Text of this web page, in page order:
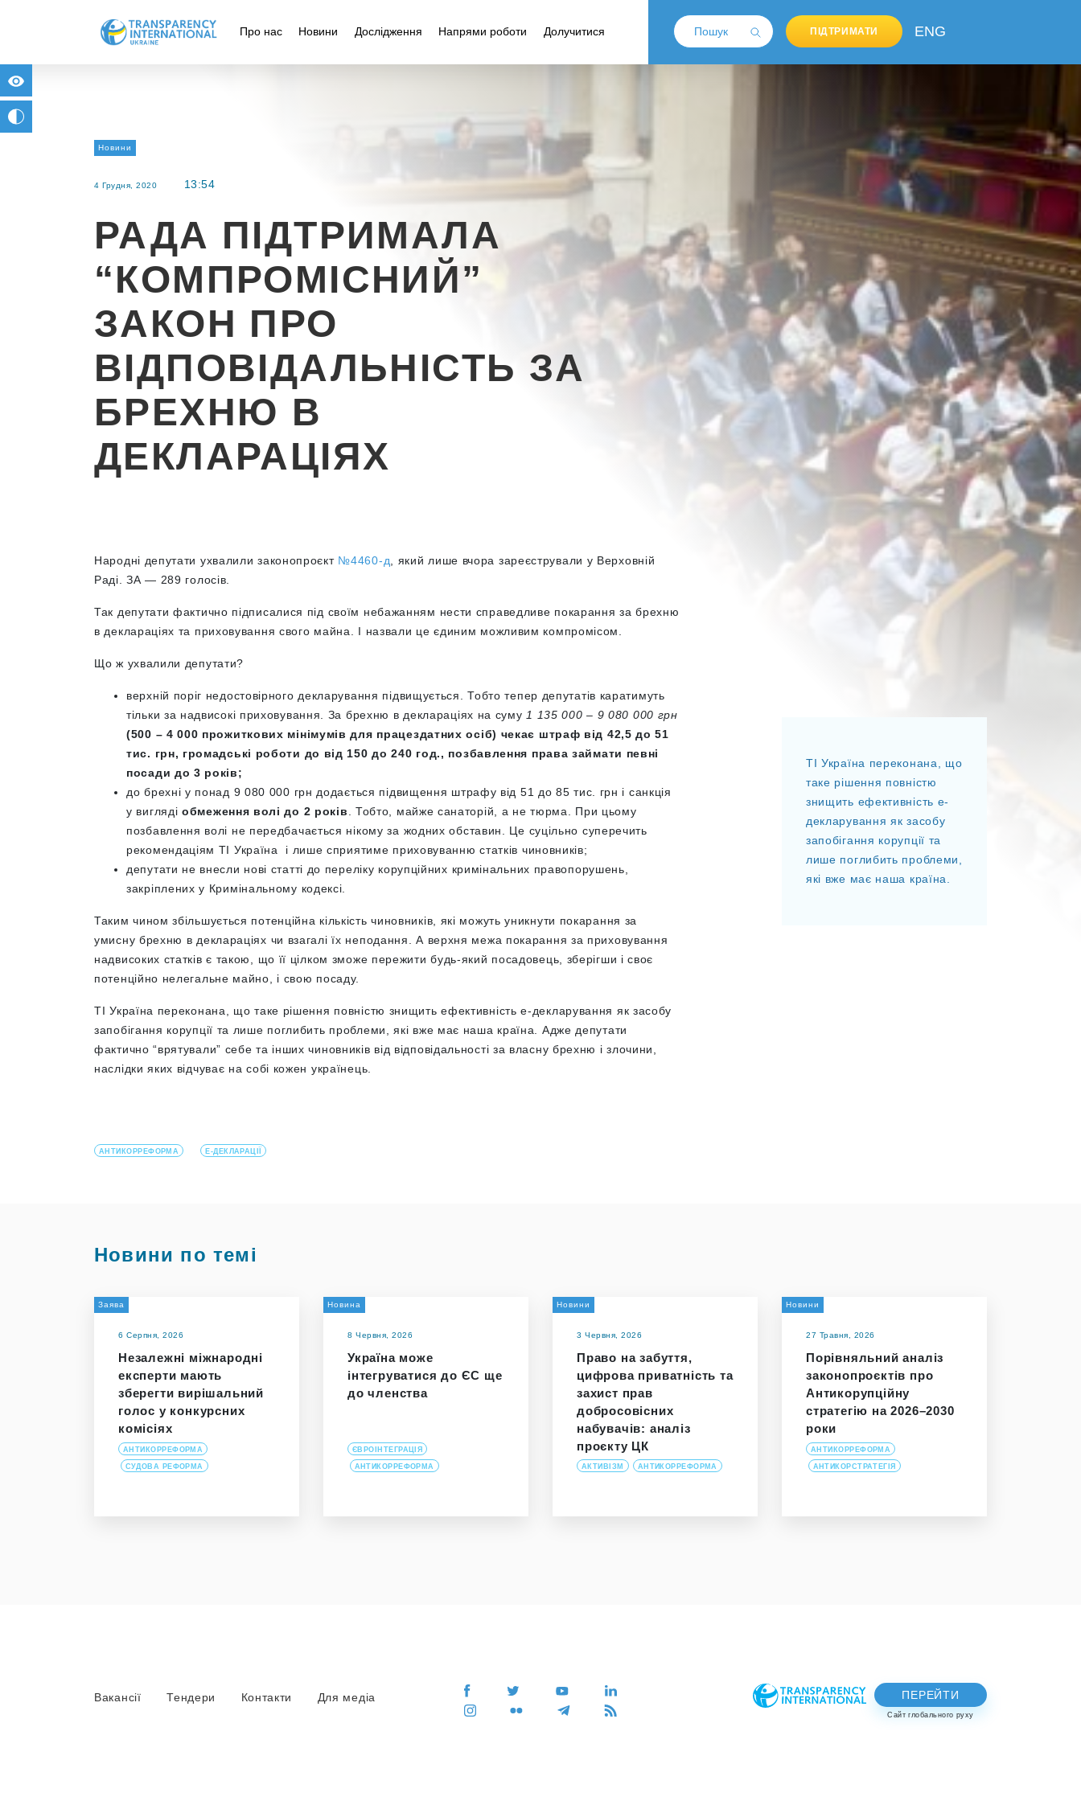
Про нас Новини Дослідження Напрями роботи Долучитися ПІДТРИМАТИ ENG
Новини
4 Грудня, 2020 13:54
РАДА ПІДТРИМАЛА
“КОМПРОМІСНИЙ”
ЗАКОН ПРО
ВІДПОВІДАЛЬНІСТЬ ЗА
БРЕХНЮ В
ДЕКЛАРАЦІЯХ
Народні депутати ухвалили законопроєкт №4460-д , який лише вчора зареєстрували у Верховній
Раді. ЗА — 289 голосів.
Так депутати фактично підписалися під своїм небажанням нести справедливе покарання за брехню
в деклараціях та приховування свого майна. І назвали це єдиним можливим компромісом.
Що ж ухвалили депутати?
верхній поріг недостовірного декларування підвищується. Тобто тепер депутатів каратимуть
тільки за надвисокі приховування. За брехню в деклараціях на суму 1 135 000 – 9 080 000 грн
(500 – 4 000 прожиткових мінімумів для працездатних осіб) чекає штраф від 42,5 до 51
тис. грн, громадські роботи до від 150 до 240 год., позбавлення права займати певні
посади до 3 років;
до брехні у понад 9 080 000 грн додається підвищення штрафу від 51 до 85 тис. грн і санкція
у вигляді обмеження волі до 2 років . Тобто, майже санаторій, а не тюрма. При цьому
позбавлення волі не передбачається нікому за жодних обставин. Це суцільно суперечить
рекомендаціям ТІ Україна і лише сприятиме приховуванню статків чиновників;
депутати не внесли нові статті до переліку корупційних кримінальних правопорушень,
закріплених у Кримінальному кодексі.
Таким чином збільшується потенційна кількість чиновників, які можуть уникнути покарання за
умисну брехню в деклараціях чи взагалі їх неподання. А верхня межа покарання за приховування
надвисоких статків є такою, що її цілком зможе пережити будь-який посадовець, зберігши і своє
потенційно нелегальне майно, і свою посаду.
ТІ Україна переконана, що таке рішення повністю знищить ефективність е-декларування як засобу
запобігання корупції та лише поглибить проблеми, які вже має наша країна. Адже депутати
фактично “врятували” себе та інших чиновників від відповідальності за власну брехню і злочини,
наслідки яких відчуває на собі кожен українець.
ТІ Україна переконана, що
таке рішення повністю
знищить ефективність е-
декларування як засобу
запобігання корупції та
лише поглибить проблеми,
які вже має наша країна.
АНТИКОРРЕФОРМА Е-ДЕКЛАРАЦІЇ
Новини по темі
Заява
6 Серпня, 2026
Незалежні міжнародні
експерти мають
зберегти вирішальний
голос у конкурсних
комісіях
АНТИКОРРЕФОРМА
СУДОВА РЕФОРМА
Новина
8 Червня, 2026
Україна може
інтегруватися до ЄС ще
до членства
ЄВРОІНТЕГРАЦІЯ
АНТИКОРРЕФОРМА
Новини
3 Червня, 2026
Право на забуття,
цифрова приватність та
захист прав
добросовісних
набувачів: аналіз
проєкту ЦК
АКТИВІЗМ АНТИКОРРЕФОРМА
Новини
27 Травня, 2026
Порівняльний аналіз
законопроєктів про
Антикорупційну
стратегію на 2026–2030
роки
АНТИКОРРЕФОРМА
АНТИКОРСТРАТЕГІЯ
Вакансії Тендери Контакти Для медіа ПЕРЕЙТИ
Сайт глобального руху